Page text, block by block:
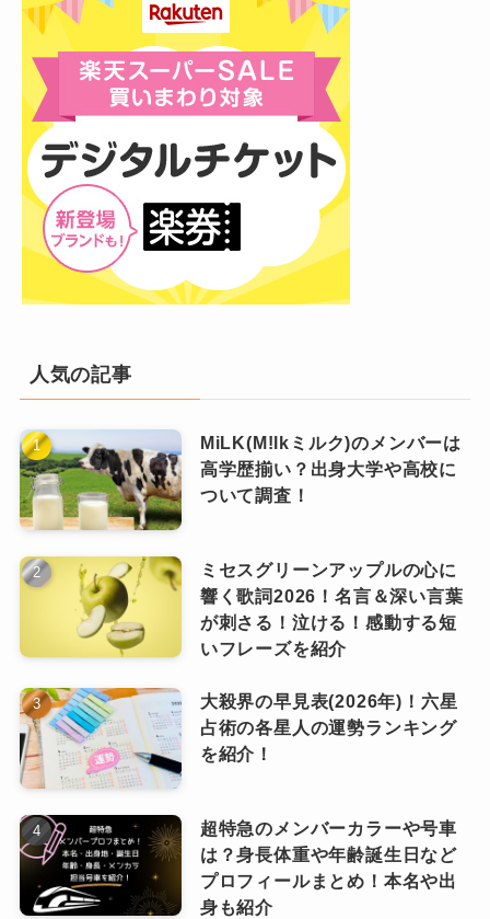
Ado(アド)が作った曲はある？ない？
結論から言うと、
Ado(アド)さんは作詞作曲をし
ていません。
数々のオリジナル楽曲をリリースしている
た曲は無いんですね。
人気の記事
MiLK(M!lkミルク)のメンバーは
高学歴揃い？出身大学や高校に
ついて調査！
ミセスグリーンアップルの心に
響く歌詞2026！名言＆深い言葉
が刺さる！泣ける！感動する短
いフレーズを紹介
大殺界の早見表(2026年)！六星
占術の各星人の運勢ランキング
を紹介！
超特急のメンバーカラーや号車
は？身長体重や年齢誕生日など
プロフィールまとめ！本名や出
身も紹介